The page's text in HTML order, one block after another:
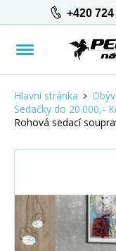
+420
Hlavní stránka
Sedačky do 20.000,-
Rohová sedací